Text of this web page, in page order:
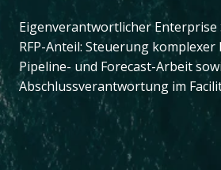
Eigenverantwortlicher Enterprise
RFP-Anteil: Steuerung
Pipeline- und Forecast-Arbeit
Abschlussverantwortung im